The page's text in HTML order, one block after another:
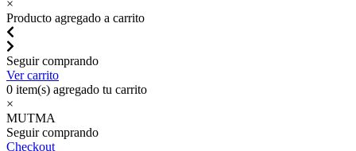
×
Producto agregado a carrito
Seguir comprando
Ver carrito
0 item(s) agregado tu carrito
×
MUTMA
Seguir comprando
Checkout